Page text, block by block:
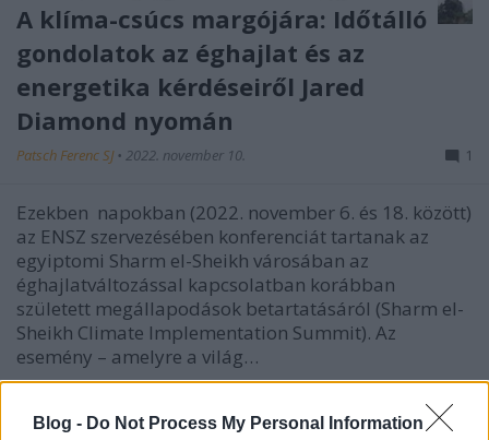
Blog - Do Not Process My Personal Information
A klíma-csúcs margójára: Időtálló
gondolatok az éghajlat és az
energetika kérdéseiről Jared
Diamond nyomán
Patsch Ferenc SJ • 2022. november 10. 1
Ezekben napokban (2022. november 6. és 18. között)
az ENSZ szervezésében konferenciát tartanak az
egyiptomi Sharm el-Sheikh városában az
éghajlatváltozással kapcsolatban korábban
született megállapodások betartatásáról (Sharm el-
Sheikh Climate Implementation Summit). Az
esemény – amelyre a világ…